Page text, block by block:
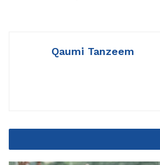
Qaumi Tanzeem